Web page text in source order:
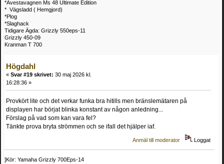
*Avestavagnen Ms 48 Ultimate Edition
* Vägsladd ( Hemgjord)
*Plog
*Slaghack
Tidigare Ägda: Grizzly 550eps-11
Grizzly 450-09
Kranman T 700
Högdahl
« Svar #19 skrivet: 30 maj 2026 kl.
16:28:36 »
Provkört lite och det verkar funka bra hitills men bränslemätaren på
displayen har börjat blinka konstant av någon anledning...
Förslag på vad som kan vara fel?
Tänkte prova bryta strömmen och se ifall det hjälper iaf.
Anmäl till moderator Loggat
]Kör: Yamaha Grizzly 700Eps-14